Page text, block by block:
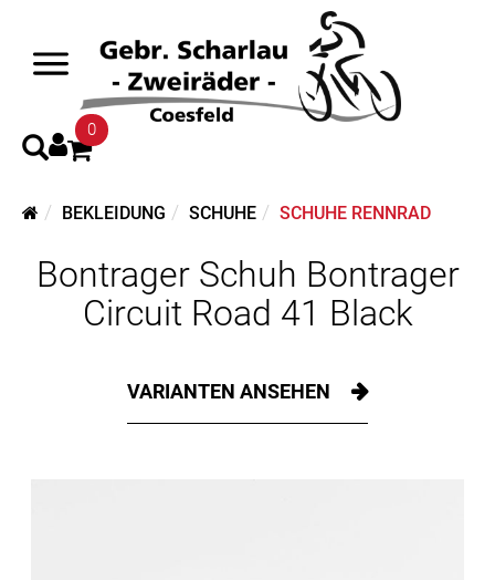
0
BEKLEIDUNG SCHUHE SCHUHE RENNRAD
Bontrager Schuh Bontrager
Circuit Road 41 Black
VARIANTEN ANSEHEN